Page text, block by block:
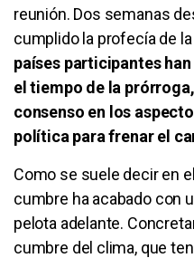
reunión. Dos semanas
cumplido la profecía de
países participantes
el tiempo de la
consenso en los
política para frenar el
Como se suele decir en
cumbre ha acabado con
pelota adelante.
cumbre del clima, que